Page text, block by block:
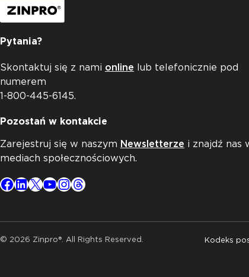
Pytania?
Skontaktuj się z nami online lub telefonicznie pod
numerem
1-800-445-6145.
Pozostań w kontakcie
Zarejestruj się w naszym Newsletterze i znajdź nas
mediach społecznościowych.
Facebook
LinkedIn
X YouTube
Instagram
Threads
© 2026 Zinpro®. All Rights Reserved. Kodeks